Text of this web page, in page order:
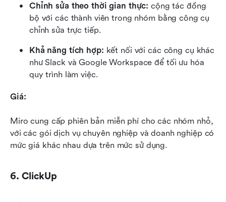
Chỉnh sửa theo thời gian thực: cộng tác đồng
bộ với các thành viên trong nhóm bằng công cụ
chỉnh sửa trực tiếp.
Khả năng tích hợp: kết nối với các công cụ khác
như Slack và Google Workspace để tối ưu hóa
quy trình làm việc.
Giá:
Miro cung cấp phiên bản miễn phí cho các nhóm nhỏ,
với các gói dịch vụ chuyên nghiệp và doanh nghiệp có
mức giá khác nhau dựa trên mức sử dụng.
6. ClickUp